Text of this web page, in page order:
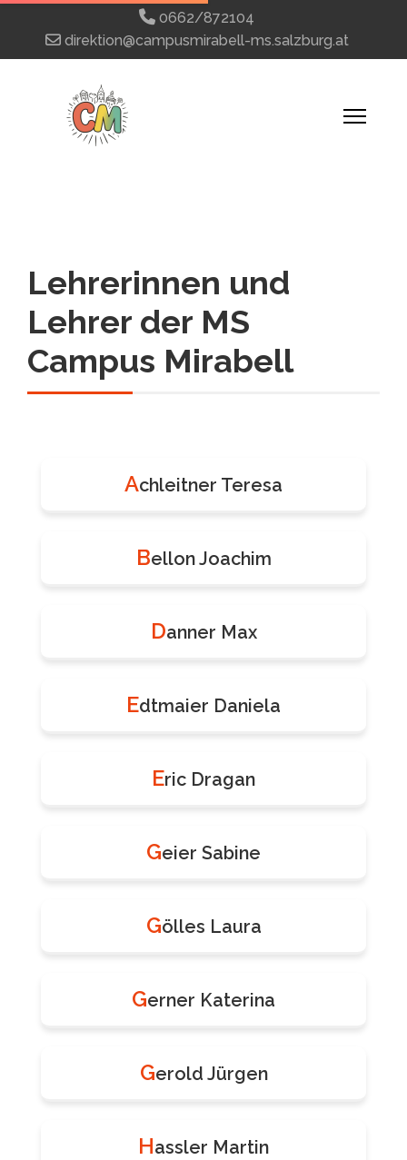
0662/872104
direktion@campusmirabell-ms.salzburg.at
Lehrerinnen und
Lehrer der MS
Campus Mirabell
Achleitner Teresa
Bellon Joachim
Danner Max
Edtmaier Daniela
Eric Dragan
Geier Sabine
Gölles Laura
Gerner Katerina
Gerold Jürgen
Hassler Martin